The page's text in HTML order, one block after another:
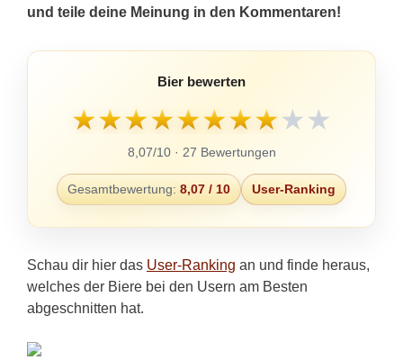
und teile deine Meinung in den Kommentaren!
Bier bewerten
★★★★★★★★★★
8,07/10 · 27 Bewertungen
Gesamtbewertung: 8,07 / 10 User-Ranking
Schau dir hier das User-Ranking an und finde heraus,
welches der Biere bei den Usern am Besten
abgeschnitten hat.